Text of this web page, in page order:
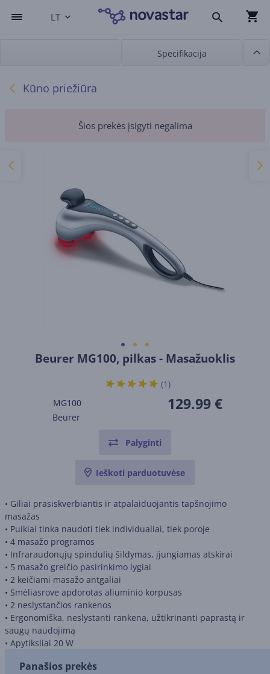
LT
Specifikacija
Kūno priežiūra
Šios prekės įsigyti negalima
Beurer MG100, pilkas - Masažuoklis
MG100
Beurer
129.99 €
(1)
Palyginti
Ieškoti parduotuvėse
• Giliai prasiskverbiantis ir atpalaiduojantis tapšnojimo
masažas
• Puikiai tinka naudoti tiek individualiai, tiek poroje
• 4 masažo programos
• Infraraudonųjų spindulių šildymas, įjungiamas atskirai
• 5 masažo greičio pasirinkimo lygiai
• 2 keičiami masažo antgaliai
• Smėliasrove apdorotas aliuminio korpusas
• 2 neslystančios rankenos
• Ergonomiška, neslystanti rankena, užtikrinanti paprastą ir
saugų naudojimą
• Apytiksliai 20 W
Panašios prekės